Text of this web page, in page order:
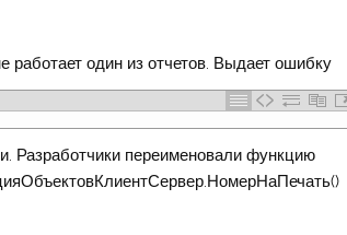
работает один из отчетов. Выдает ошибку
Разработчики переименовали функцию